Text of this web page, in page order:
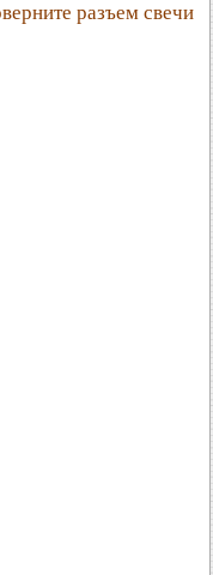
разъем свечи